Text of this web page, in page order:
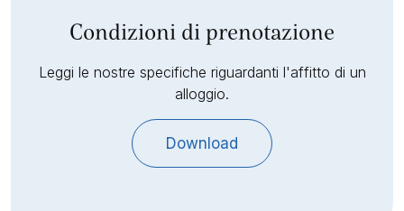
Condizioni di prenotazione
Leggi le nostre specifiche riguardanti l'affitto di un
alloggio.
Download